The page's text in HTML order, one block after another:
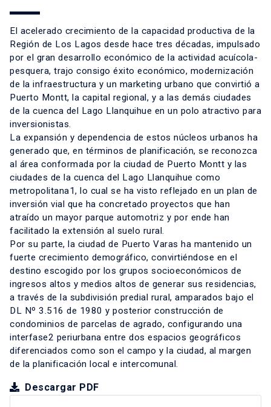
El acelerado crecimiento de la capacidad productiva de la
Región de Los Lagos desde hace tres décadas, impulsado
por el gran desarrollo económico de la actividad acuícola-
pesquera, trajo consigo éxito económico, modernización
de la infraestructura y un marketing urbano que convirtió a
Puerto Montt, la capital regional, y a las demás ciudades
de la cuenca del Lago Llanquihue en un polo atractivo para
inversionistas.
La expansión y dependencia de estos núcleos urbanos ha
generado que, en términos de planificación, se reconozca
al área conformada por la ciudad de Puerto Montt y las
ciudades de la cuenca del Lago Llanquihue como
metropolitana1, lo cual se ha visto reflejado en un plan de
inversión vial que ha concretado proyectos que han
atraído un mayor parque automotriz y por ende han
facilitado la extensión al suelo rural.
Por su parte, la ciudad de Puerto Varas ha mantenido un
fuerte crecimiento demográfico, convirtiéndose en el
destino escogido por los grupos socioeconómicos de
ingresos altos y medios altos de generar sus residencias,
a través de la subdivisión predial rural, amparados bajo el
DL Nº 3.516 de 1980 y posterior construcción de
condominios de parcelas de agrado, configurando una
interfase2 periurbana entre dos espacios geográficos
diferenciados como son el campo y la ciudad, al margen
de la planificación local e intercomunal.
Descargar PDF